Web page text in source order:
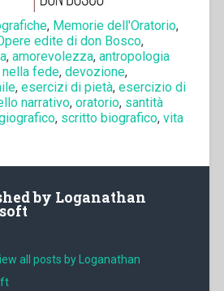
, Memorie dell'Oratorio,
edite di don Bosco,
, amorevolezza, antropologia
fede, devozione,
, esercizi di pietà, esercizio di
narrativo, oratorio, santità
, scritto biografico, vita
by Loganathan
all posts by Loganathan